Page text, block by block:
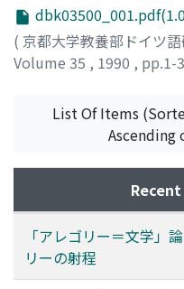
( 京都大学教養部ドイツ
Volume 35 , 1990 , pp.1-
List Of Items
Ascending
「アレゴリー＝文学」
リーの射程